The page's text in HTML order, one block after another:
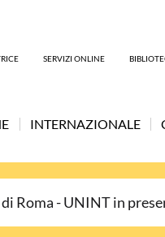
SERVIZI ONLINE
INTERNAZIONALE
Roma - UNINT in